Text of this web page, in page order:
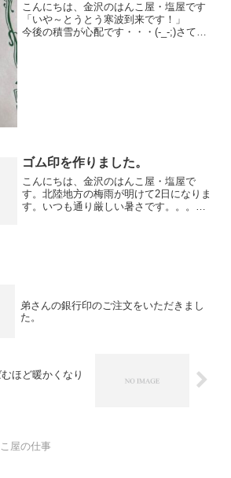
こんにちは、金沢のはんこ屋・塩屋です
「いや～とうとう寒波到来です！」
今後の積雪が心配です・・・(-_-;)さて、
ゴム印を作りました。
こんにちは、金沢のはんこ屋・塩屋で
す。北陸地方の梅雨が明けて2日になりま
す。いつも通り厳しい暑さです。。。早
弟さんの銀行印のご注文をいただきまし
た。
ほど暖かくなり
屋の仕事